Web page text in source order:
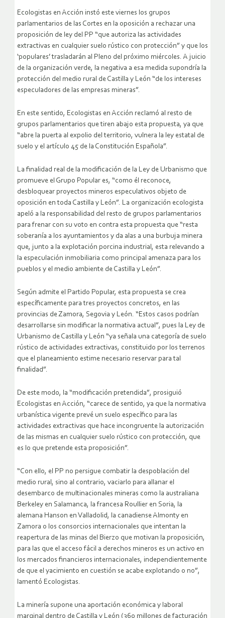
Ecologistas en Acción instó este viernes los grupos
parlamentarios de las Cortes en la oposición a rechazar una
proposición de ley del PP “que autoriza las actividades
extractivas en cualquier suelo rústico con protección” y que los
‘populares’ trasladarán al Pleno del próximo miércoles. A juicio
de la organización verde, la negativa a esa medida supondría la
protección del medio rural de Castilla y León “de los intereses
especuladores de las empresas mineras”.
En este sentido, Ecologistas en Acción reclamó al resto de
grupos parlamentarios que tiren abajo esta propuesta, ya que
“abre la puerta al expolio del territorio, vulnera la ley estatal de
suelo y el artículo 45 de la Constitución Española”.
La finalidad real de la modificación de la Ley de Urbanismo que
promueve el Grupo Popular es, “como él reconoce,
desbloquear proyectos mineros especulativos objeto de
oposición en toda Castilla y León”. La organización ecologista
apeló a la responsabilidad del resto de grupos parlamentarios
para frenar con su voto en contra esta propuesta que “resta
soberanía a los ayuntamientos y da alas a una burbuja minera
que, junto a la explotación porcina industrial, esta relevando a
la especulación inmobiliaria como principal amenaza para los
pueblos y el medio ambiente de Castilla y León”.
Según admite el Partido Popular, esta propuesta se crea
específicamente para tres proyectos concretos, en las
provincias de Zamora, Segovia y León. “Estos casos podrían
desarrollarse sin modificar la normativa actual”, pues la Ley de
Urbanismo de Castilla y León “ya señala una categoría de suelo
rústico de actividades extractivas, constituido por los terrenos
que el planeamiento estime necesario reservar para tal
finalidad”.
De este modo, la “modificación pretendida”, prosiguió
Ecologistas en Acción, “carece de sentido, ya que la normativa
urbanística vigente prevé un suelo específico para las
actividades extractivas que hace incongruente la autorización
de las mismas en cualquier suelo rústico con protección, que
es lo que pretende esta proposición”.
“Con ello, el PP no persigue combatir la despoblación del
medio rural, sino al contrario, vaciarlo para allanar el
desembarco de multinacionales mineras como la australiana
Berkeley en Salamanca, la francesa Roullier en Soria, la
alemana Hanson en Valladolid, la canadiense Almonty en
Zamora o los consorcios internacionales que intentan la
reapertura de las minas del Bierzo que motivan la proposición,
para las que el acceso fácil a derechos mineros es un activo en
los mercados financieros internacionales, independientemente
de que el yacimiento en cuestión se acabe explotando o no”,
lamentó Ecologistas.
La minería supone una aportación económica y laboral
marginal dentro de Castilla y León (360 millones de facturación